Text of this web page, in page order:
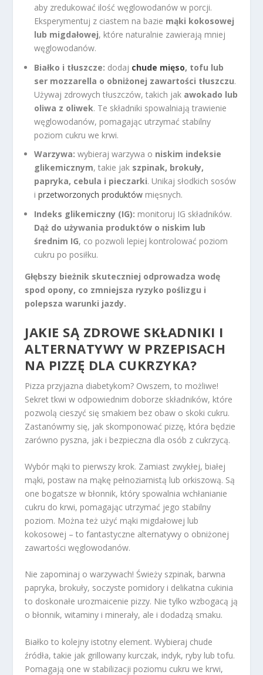
aby zredukować ilość węglowodanów w porcji.
Eksperymentuj z ciastem na bazie mąki kokosowej
lub migdałowej, które naturalnie zawierają mniej
węglowodanów.
Białko i tłuszcze: dodaj chude mięso, tofu lub
ser mozzarella o obniżonej zawartości tłuszczu.
Używaj zdrowych tłuszczów, takich jak awokado lub
oliwa z oliwek. Te składniki spowalniają trawienie
węglowodanów, pomagając utrzymać stabilny
poziom cukru we krwi.
Warzywa: wybieraj warzywa o niskim indeksie
glikemicznym, takie jak szpinak, brokuły,
papryka, cebula i pieczarki. Unikaj słodkich sosów
iprzetworzonych produktów mięsnych.
Indeks glikemiczny (IG): monitoruj IG składników.
Dąż do używania produktów o niskim lub
średnim IG, co pozwoli lepiej kontrolować poziom
cukru po posiłku.
Głębszy bieżnik skuteczniej odprowadza wodę
spod opony, co zmniejsza ryzyko poślizgu i
polepsza warunki jazdy.
JAKIE SĄ ZDROWE SKŁADNIKI I
ALTERNATYWY W PRZEPISACH
NA PIZZĘ DLA CUKRZYKA?
Pizza przyjazna diabetykom? Owszem, to możliwe!
Sekret tkwi w odpowiednim doborze składników, które
pozwolą cieszyć się smakiem bez obaw o skoki cukru.
Zastanówmy się, jak skomponować pizzę, która będzie
zarówno pyszna, jak i bezpieczna dla osób z cukrzycą.
Wybór mąki to pierwszy krok. Zamiast zwykłej, białej
mąki, postaw na mąkę pełnoziarnistą lub orkiszową. Są
one bogatsze w błonnik, który spowalnia wchłanianie
cukru do krwi, pomagając utrzymać jego stabilny
poziom. Można też użyć mąki migdałowej lub
kokosowej – to fantastyczne alternatywy o obniżonej
zawartości węglowodanów.
Nie zapominaj o warzywach! Świeży szpinak, barwna
papryka, brokuły, soczyste pomidory i delikatna cukinia
to doskonałe urozmaicenie pizzy. Nie tylko wzbogacą ją
o błonnik, witaminy i minerały, ale i dodadzą smaku.
Białko to kolejny istotny element. Wybieraj chude
źródła, takie jak grillowany kurczak, indyk, ryby lub tofu.
Pomagają one w stabilizacji poziomu cukru we krwi,